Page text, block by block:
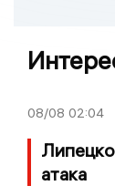
08/08 02:04
атака